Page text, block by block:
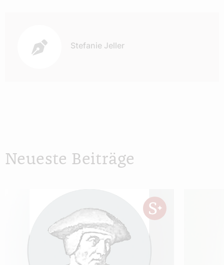
Stefanie Jeller
Neueste Beiträge